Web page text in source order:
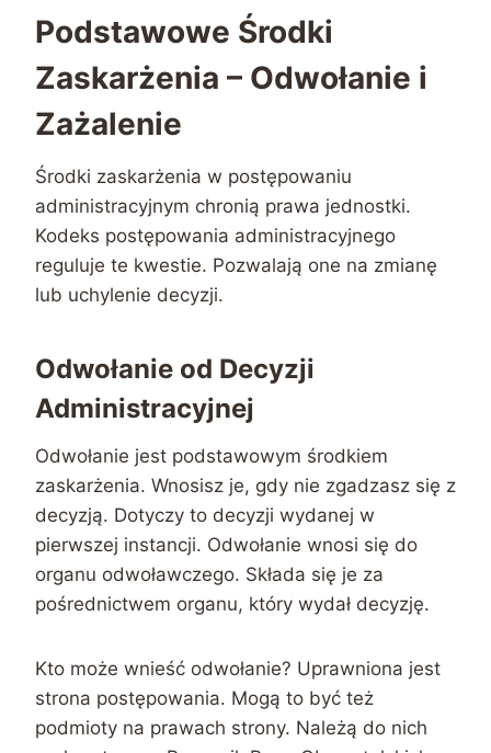
Podstawowe Środki
Zaskarżenia – Odwołanie i
Zażalenie
Środki zaskarżenia w postępowaniu
administracyjnym chronią prawa jednostki.
Kodeks postępowania administracyjnego
reguluje te kwestie. Pozwalają one na zmianę
lub uchylenie decyzji.
Odwołanie od Decyzji
Administracyjnej
Odwołanie jest podstawowym środkiem
zaskarżenia. Wnosisz je, gdy nie zgadzasz się z
decyzją. Dotyczy to decyzji wydanej w
pierwszej instancji. Odwołanie wnosi się do
organu odwoławczego. Składa się je za
pośrednictwem organu, który wydał decyzję.
Kto może wnieść odwołanie? Uprawniona jest
strona postępowania. Mogą to być też
podmioty na prawach strony. Należą do nich